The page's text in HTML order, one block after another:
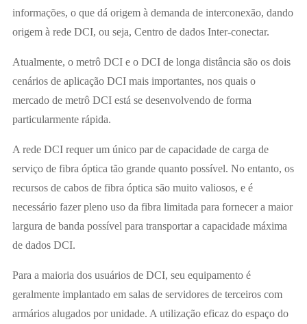
informações, o que dá origem à demanda de interconexão, dando
origem à rede DCI, ou seja, Centro de dados Inter-conectar.
Atualmente, o metrô DCI e o DCI de longa distância são os dois
cenários de aplicação DCI mais importantes, nos quais o
mercado de metrô DCI está se desenvolvendo de forma
particularmente rápida.
A rede DCI requer um único par de capacidade de carga de
serviço de fibra óptica tão grande quanto possível. No entanto, os
recursos de cabos de fibra óptica são muito valiosos, e é
necessário fazer pleno uso da fibra limitada para fornecer a maior
largura de banda possível para transportar a capacidade máxima
de dados DCI.
Para a maioria dos usuários de DCI, seu equipamento é
geralmente implantado em salas de servidores de terceiros com
armários alugados por unidade. A utilização eficaz do espaço do